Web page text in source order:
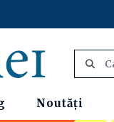
Noutăți